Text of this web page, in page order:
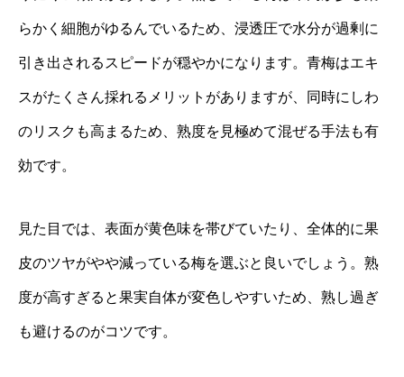
らかく細胞がゆるんでいるため、浸透圧で水分が過剰に
引き出されるスピードが穏やかになります。青梅はエキ
スがたくさん採れるメリットがありますが、同時にしわ
のリスクも高まるため、熟度を見極めて混ぜる手法も有
効です。
見た目では、表面が黄色味を帯びていたり、全体的に果
皮のツヤがやや減っている梅を選ぶと良いでしょう。熟
度が高すぎると果実自体が変色しやすいため、熟し過ぎ
も避けるのがコツです。